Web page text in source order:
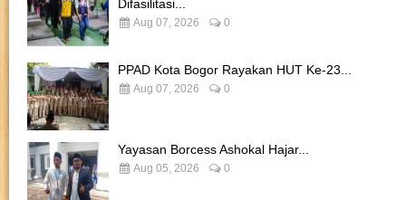
Difasilitasi...
Aug 07, 2026 0
PPAD Kota Bogor Rayakan HUT Ke-23...
Aug 07, 2026 0
Yayasan Borcess Ashokal Hajar...
Aug 05, 2026 0